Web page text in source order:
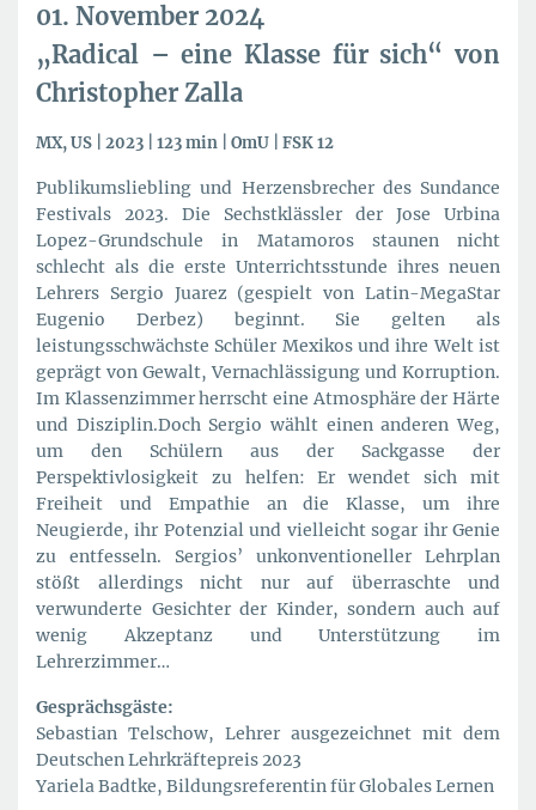
01. November 2024
„Radical – eine Klasse für sich“ von
Christopher Zalla
MX, US | 2023 | 123 min | OmU | FSK 12
Publikumsliebling und Herzensbrecher des Sundance
Festivals 2023. Die Sechstklässler der Jose Urbina
Lopez-Grundschule in Matamoros staunen nicht
schlecht als die erste Unterrichtsstunde ihres neuen
Lehrers Sergio Juarez (gespielt von Latin-MegaStar
Eugenio Derbez) beginnt. Sie gelten als
leistungsschwächste Schüler Mexikos und ihre Welt ist
geprägt von Gewalt, Vernachlässigung und Korruption.
Im Klassenzimmer herrscht eine Atmosphäre der Härte
und Disziplin.Doch Sergio wählt einen anderen Weg,
um den Schülern aus der Sackgasse der
Perspektivlosigkeit zu helfen: Er wendet sich mit
Freiheit und Empathie an die Klasse, um ihre
Neugierde, ihr Potenzial und vielleicht sogar ihr Genie
zu entfesseln. Sergios’ unkonventioneller Lehrplan
stößt allerdings nicht nur auf überraschte und
verwunderte Gesichter der Kinder, sondern auch auf
wenig Akzeptanz und Unterstützung im
Lehrerzimmer…
Gesprächsgäste:
Sebastian Telschow, Lehrer ausgezeichnet mit dem
Deutschen Lehrkräftepreis 2023
Yariela Badtke, Bildungsreferentin für Globales Lernen